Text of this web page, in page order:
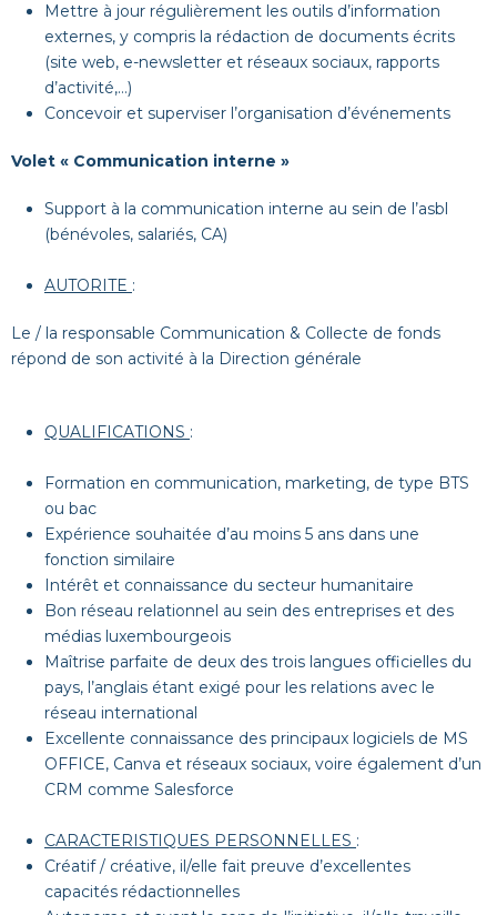
Mettre à jour régulièrement les outils d’information
externes, y compris la rédaction de documents écrits
(site web, e-newsletter et réseaux sociaux, rapports
d’activité,…)
Concevoir et superviser l’organisation d’événements
Volet « Communication interne »
Support à la communication interne au sein de l’asbl
(bénévoles, salariés, CA)
AUTORITE :
Le / la responsable Communication & Collecte de fonds
répond de son activité à la Direction générale
QUALIFICATIONS :
Formation en communication, marketing, de type BTS
ou bac
Expérience souhaitée d’au moins 5 ans dans une
fonction similaire
Intérêt et connaissance du secteur humanitaire
Bon réseau relationnel au sein des entreprises et des
médias luxembourgeois
Maîtrise parfaite de deux des trois langues officielles du
pays, l’anglais étant exigé pour les relations avec le
réseau international
Excellente connaissance des principaux logiciels de MS
OFFICE, Canva et réseaux sociaux, voire également d’un
CRM comme Salesforce
CARACTERISTIQUES PERSONNELLES :
Créatif / créative, il/elle fait preuve d’excellentes
capacités rédactionnelles